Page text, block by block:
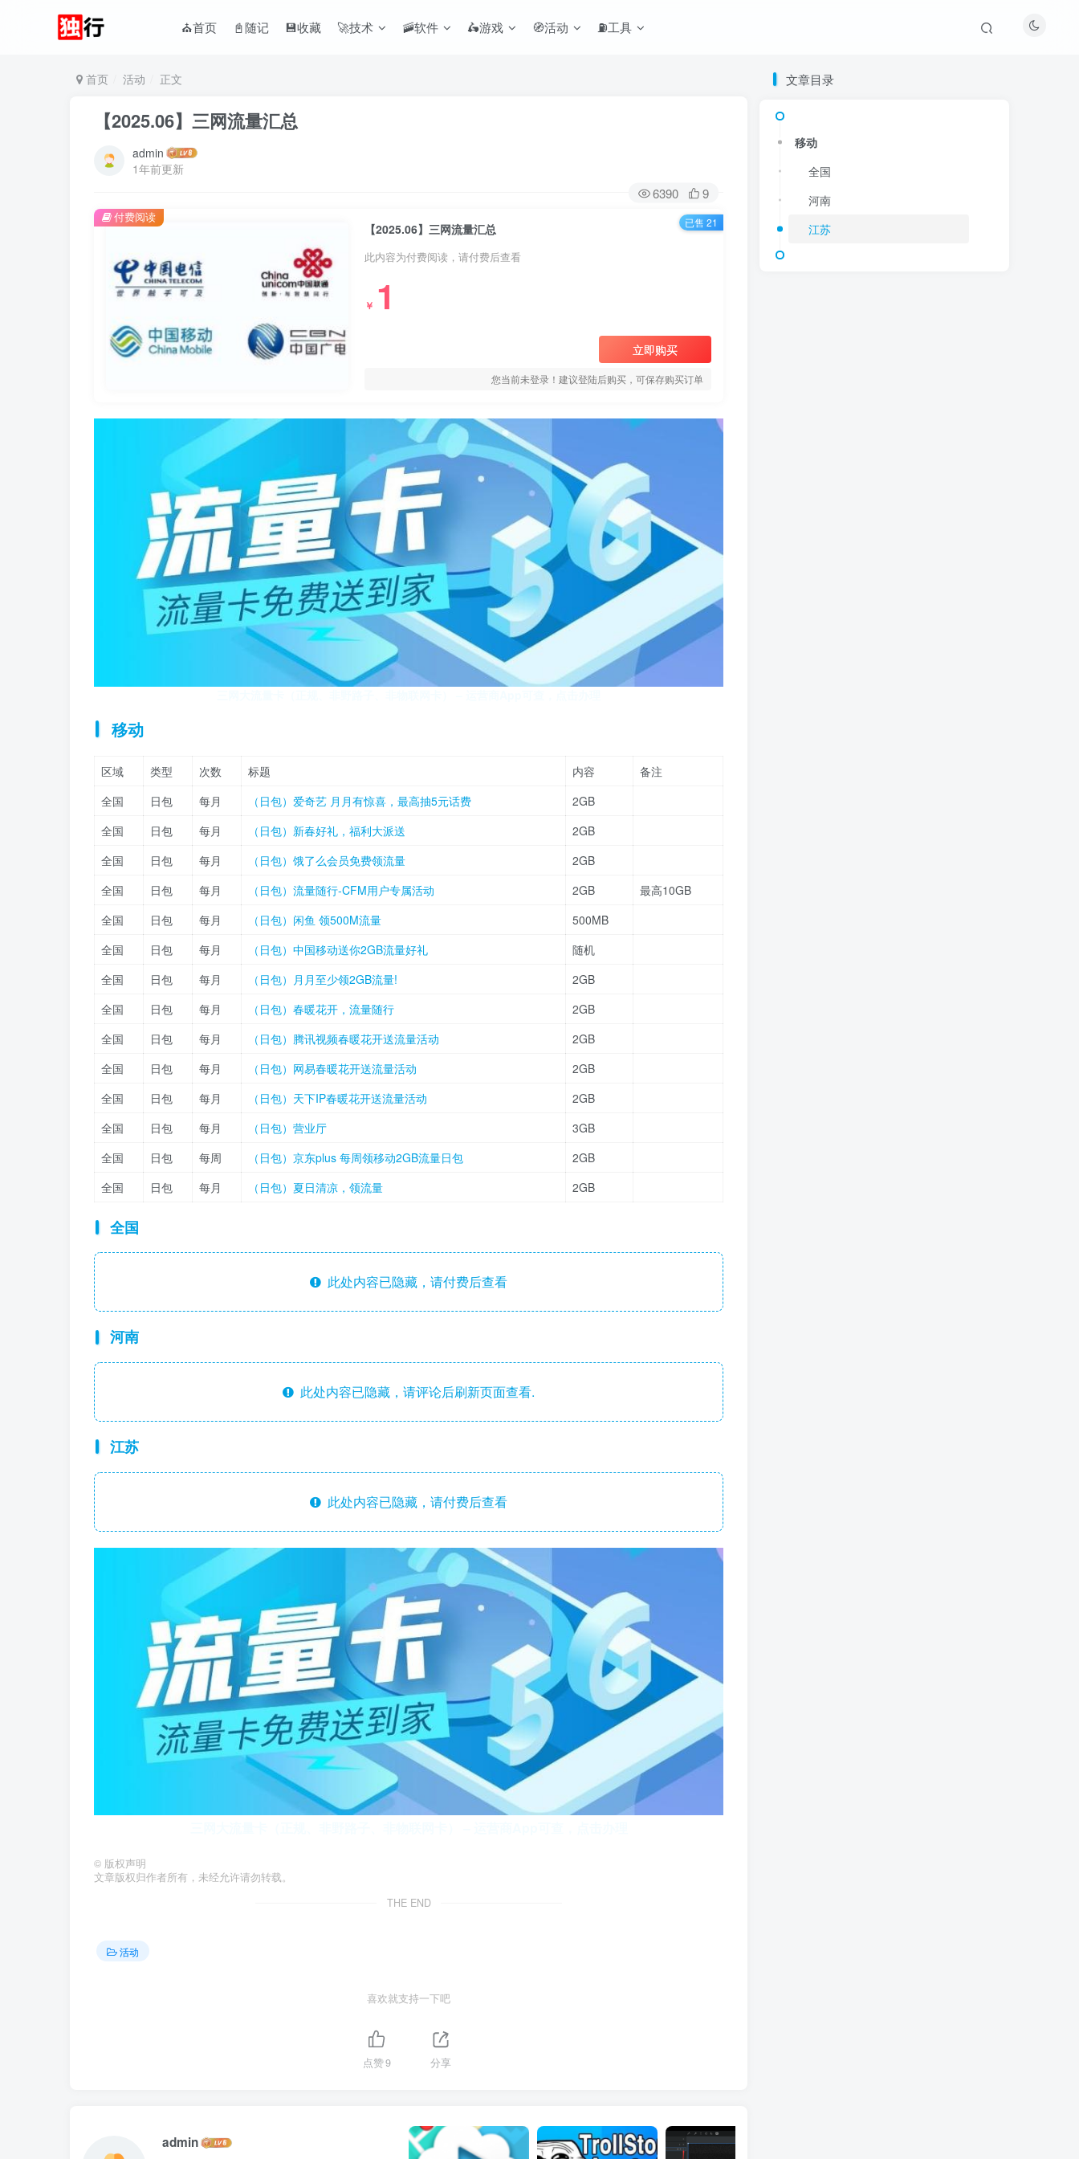
⛪首页 📓随记 💾收藏 🚀技术 🚠软件 🛵游戏 🧭活动 ⛽工具
首页 活动 正文
【2025.06】三网流量汇总
admin
1年前更新
6390 9
【2025.06】三网流量汇总
此内容为付费阅读，请付费后查看
￥ 1
立即购买
您当前未登录！建议登陆后购买，可保存购买订单
付费阅读 已售 21
移动
区域 类型 次数 标题 内容
备注
全国
日包 每月 （日包）爱奇艺 月月有惊喜，最高抽5元话费
2GB
全国
日包 每月 （日包）新春好礼，福利大派送
2GB
全国
日包 每月 （日包）饿了么会员免费领流量
2GB
全国
日包 每月 （日包）流量随行-CFM用户专属活动 2GB
最高10GB
全国
日包 每月 （日包）闲鱼 领500M流量
500MB
全国
日包 每月 （日包）中国移动送你2GB流量好礼
随机
全国
日包 每月 （日包）月月至少领2GB流量!
2GB
全国
日包 每月 （日包）春暖花开，流量随行
2GB
全国
日包 每月 （日包）腾讯视频春暖花开送流量活动
2GB
全国
日包 每月 （日包）网易春暖花开送流量活动
2GB
全国
日包 每月 （日包）天下IP春暖花开送流量活动
2GB
全国
日包 每月 （日包）营业厅
3GB
全国
日包 每周 （日包）京东plus 每周领移动2GB流量日包
2GB
全国
日包 每月 （日包）夏日清凉，领流量 2GB
全国
此处内容已隐藏，请付费后查看
河南
此处内容已隐藏，请评论后刷新页面查看.
江苏
此处内容已隐藏，请付费后查看
© 版权声明
文章版权归作者所有，未经允许请勿转载。
THE END
活动
喜欢就支持一下吧
点赞9 分享
admin
文章目录
移动
全国
河南
江苏
文章目录
移动
全国
河南
江苏